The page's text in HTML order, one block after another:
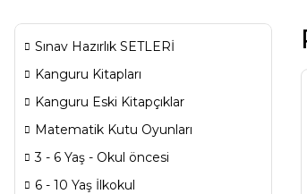
Sınav Hazırlık SETLERİ
Kanguru Kitapları
Kanguru Eski Kitapçıklar
Matematik Kutu Oyunları
3 - 6 Yaş - Okul öncesi
6 - 10 Yaş İlkokul